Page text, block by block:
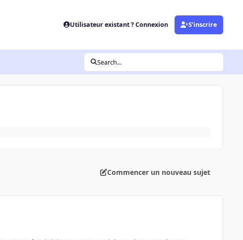
Utilisateur existant ? Connexion S’inscrire
Search...
Commencer un nouveau sujet